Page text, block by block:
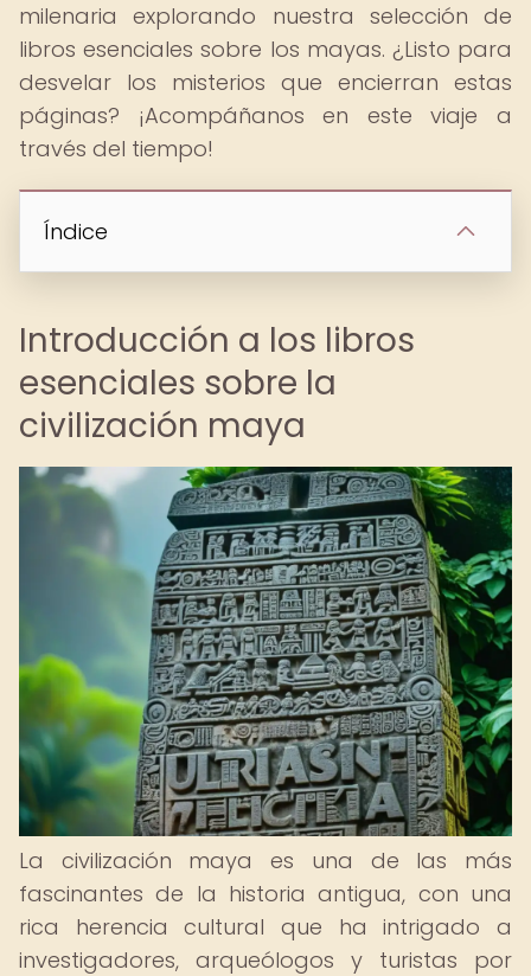
milenaria explorando nuestra selección de
libros esenciales sobre los mayas. ¿Listo para
desvelar los misterios que encierran estas
páginas? ¡Acompáñanos en este viaje a
través del tiempo!
Índice
Introducción a los libros
esenciales sobre la
civilización maya
La civilización maya es una de las más
fascinantes de la historia antigua, con una
rica herencia cultural que ha intrigado a
investigadores, arqueólogos y turistas por